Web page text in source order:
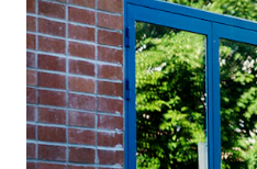
PRAKTISK
Canvas
IT og digitale tjenester